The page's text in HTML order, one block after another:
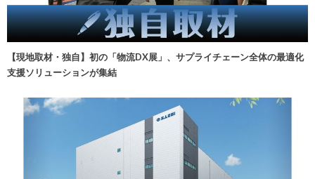
【現地取材・独自】初の「物流DX展」、サプライチェーン全体の最適化
支援ソリューションが集結